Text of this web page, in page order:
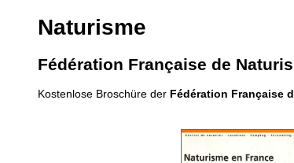
Naturisme
Fédération Française de
Kostenlose Broschüre der Fédération Française